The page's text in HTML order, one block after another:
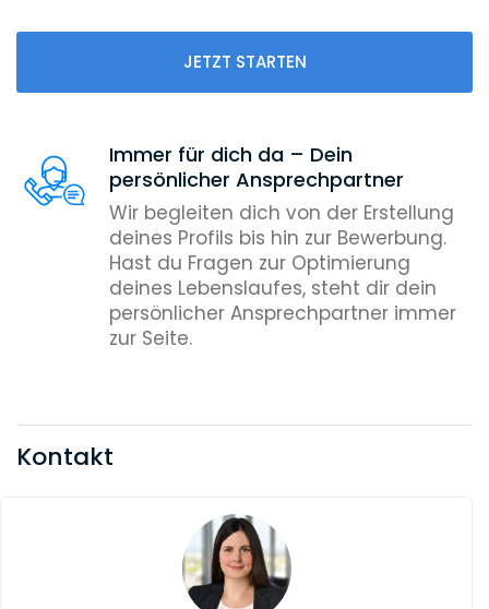
JETZT STARTEN
Immer für dich da – Dein
persönlicher Ansprechpartner
Wir begleiten dich von der Erstellung
deines Profils bis hin zur Bewerbung.
Hast du Fragen zur Optimierung
deines Lebenslaufes, steht dir dein
persönlicher Ansprechpartner immer
zur Seite.
Kontakt